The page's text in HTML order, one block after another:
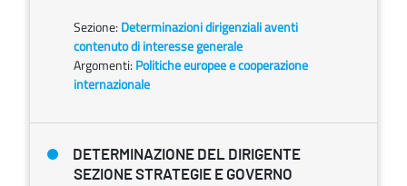
Sezione: Determinazioni dirigenziali aventi
contenuto di interesse generale
Argomenti: Politiche europee e cooperazione
internazionale
DETERMINAZIONE DEL DIRIGENTE
SEZIONE STRATEGIE E GOVERNO